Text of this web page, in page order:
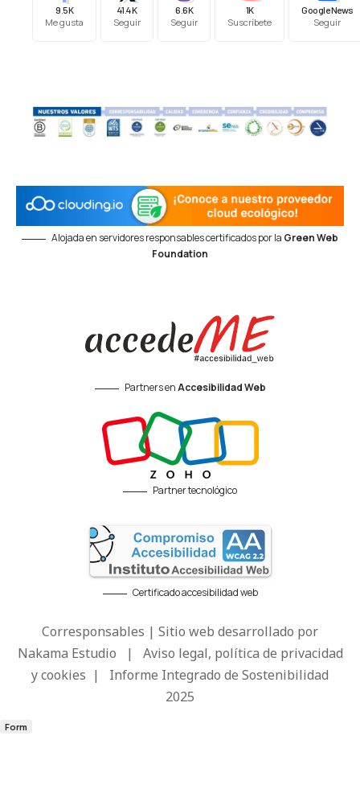
9.5K
Me gusta
41.4K
Seguir
6.6K
Seguir
1K
Suscríbete
Google News
Seguir
Alojada en servidores responsables certificados por la Green Web
Foundation
Partners enAccesibilidad Web
Partner tecnológico
Certificado accesibilidad web
Corresponsables | Sitio web desarrollado por
Nakama Estudio | Aviso legal, política de privacidad
y cookies | Informe Integrado de Sostenibilidad
2025
Form